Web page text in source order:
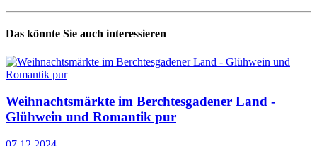
Das könnte Sie auch interessieren
Weihnachtsmärkte im Berchtesgadener Land -
Glühwein und Romantik pur